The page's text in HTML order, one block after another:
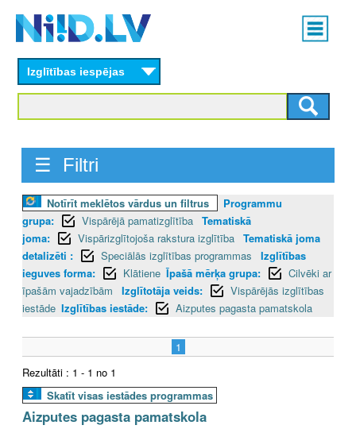
content
Main
menu
Izglītības iespējas
☰ Filtri
Notīrīt meklētos vārdus un filtrus
Programmu
grupa:
Vispārējā pamatizglītība Tematiskā
joma:
Vispārizglītojoša rakstura izglītība Tematiskā joma
detalizēti :
Speciālās izglītības programmas
Izglītības
ieguves forma:
Klātiene Īpašā mērķa grupa:
Cilvēki ar
īpašām vajadzībām
Izglītotāja veids:
Vispārējās izglītības
iestāde Izglītības iestāde: Aizputes pagasta pamatskola
1
Rezultāti : 1 - 1 no 1
Skatīt visas iestādes programmas
Aizputes pagasta pamatskola